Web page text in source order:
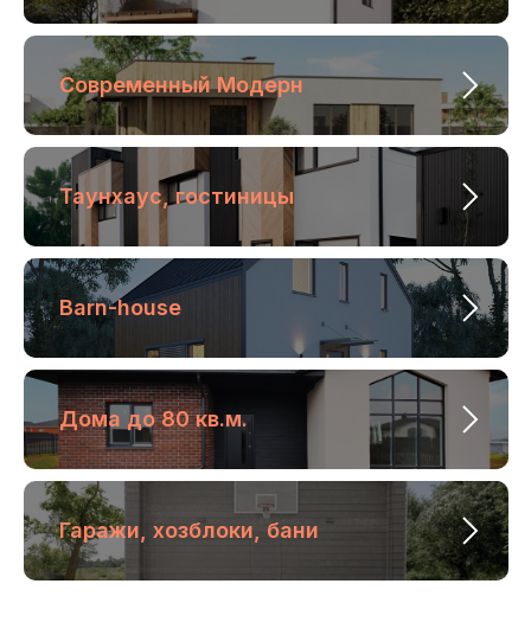
Современный Модерн
Таунхаус, гостиницы
Barn-house
Дома до 80 кв.м.
Гаражи, хозблоки, бани
Маршрут
в Яндекс.
картах
Маршрут
Меню
Построили Снегири
Готовые проекты
Продукция из дерева
Каркасные дома
Услуги
Контакты
Статьи
Контакты
+7 (861) 244-93-93